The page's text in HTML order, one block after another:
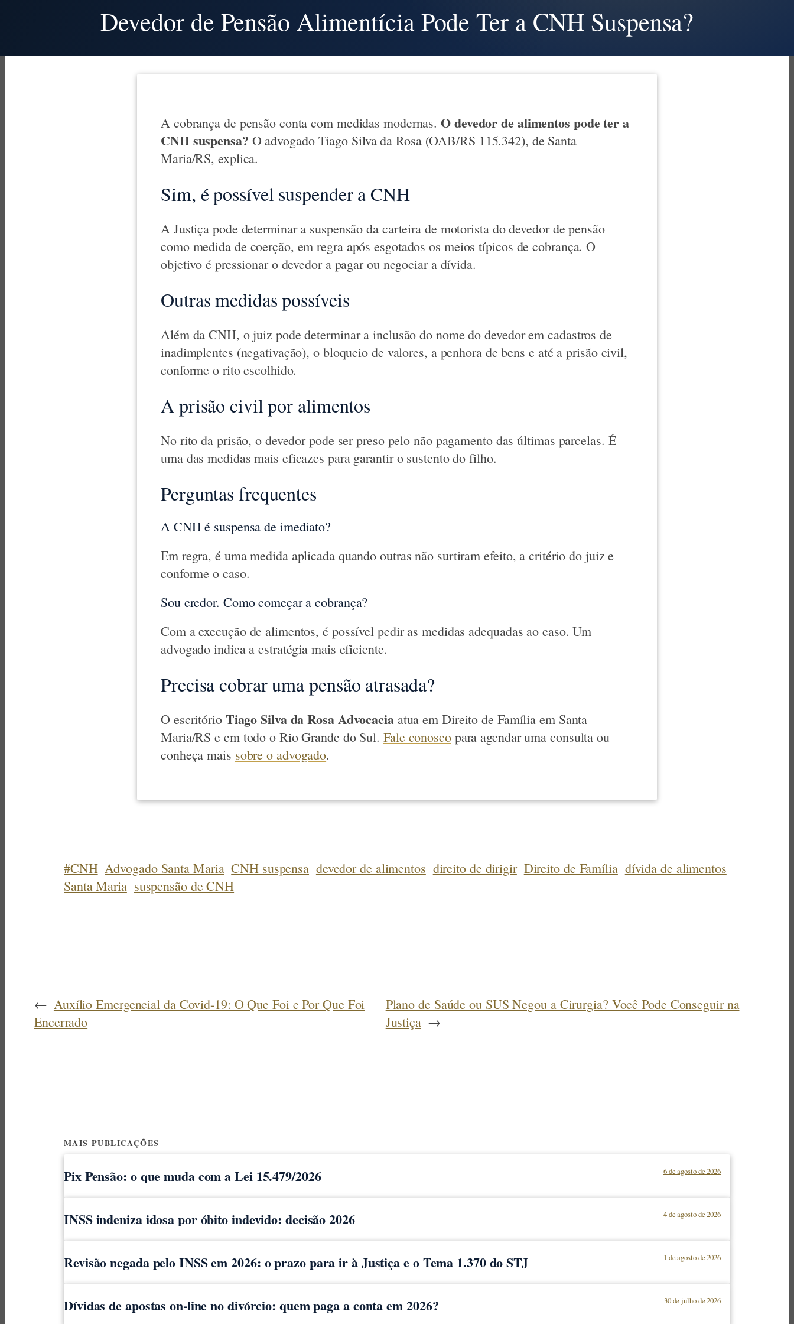
Devedor de Pensão Alimentícia Pode Ter a CNH Suspensa?
A cobrança de pensão conta com medidas modernas.O devedor de alimentos pode ter a
CNH suspensa? O advogado Tiago Silva da Rosa (OAB/RS 115.342), de Santa
Maria/RS, explica.
Sim, é possível suspender a CNH
A Justiça pode determinar a suspensão da carteira de motorista do devedor de pensão
como medida de coerção, em regra após esgotados os meios típicos de cobrança. O
objetivo é pressionar o devedor a pagar ou negociar a dívida.
Outras medidas possíveis
Além da CNH, o juiz pode determinar a inclusão do nome do devedor em cadastros de
inadimplentes (negativação), o bloqueio de valores, a penhora de bens e até a prisão civil,
conforme o rito escolhido.
A prisão civil por alimentos
No rito da prisão, o devedor pode ser preso pelo não pagamento das últimas parcelas. É
uma das medidas mais eficazes para garantir o sustento do filho.
Perguntas frequentes
A CNH é suspensa de imediato?
Em regra, é uma medida aplicada quando outras não surtiram efeito, a critério do juiz e
conforme o caso.
Sou credor. Como começar a cobrança?
Com a execução de alimentos, é possível pedir as medidas adequadas ao caso. Um
advogado indica a estratégia mais eficiente.
Precisa cobrar uma pensão atrasada?
O escritório Tiago Silva da Rosa Advocaciaatua em Direito de Família em Santa
Maria/RS e em todo o Rio Grande do Sul. Fale conoscopara agendar uma consulta ou
conheça mais sobre o advogado.
#CNH Advogado Santa Maria CNH suspensa devedor de alimentos direito de dirigir Direito de Família dívida de alimentos
Santa Maria suspensão de CNH
← Auxílio Emergencial da Covid-19: O Que Foi e Por Que Foi
Encerrado
Plano de Saúde ou SUS Negou a Cirurgia? Você Pode Conseguir na
Justiça →
MAIS PUBLICAÇÕES
Pix Pensão: o que muda com a Lei 15.479/2026 6 de agosto de 2026
INSS indeniza idosa por óbito indevido: decisão 2026 4 de agosto de 2026
Revisão negada pelo INSS em 2026: o prazo para ir à Justiça e o Tema 1.370 do STJ 1 de agosto de 2026
Dívidas de apostas on-line no divórcio: quem paga a conta em 2026? 30 de julho de 2026